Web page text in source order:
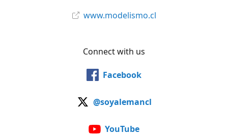
www.modelismo.cl
Connect with us
Facebook
@soyalemancl
YouTube